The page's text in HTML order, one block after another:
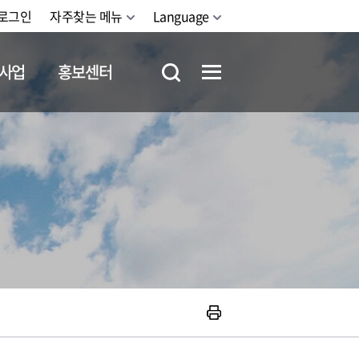
그인 자주찾는 메뉴 Language
업 홍보센터